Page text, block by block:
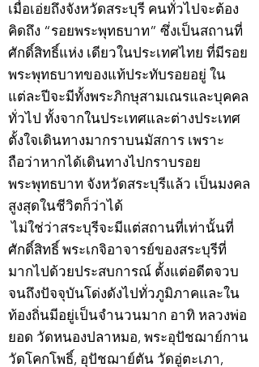
เมื่อเอ่ยถึงจังหวัดสระบุรี คนทั่วไปจะต้อง
คิดถึง “รอยพระพุทธบาท” ซึ่งเป็นสถานที่
ศักดิ์สิทธิ์แห่ง เดียวในประเทศไทย ที่มีรอย
พระพุทธบาทของแท้ประทับรอยอยู่ ใน
แต่ละปีจะมีทั้งพระภิกษุสามเณรและบุคคล
ทั่วไป ทั้งจากในประเทศและต่างประเทศ
ตั้งใจเดินทางมากราบนมัสการ เพราะ
ถือว่าหากได้เดินทางไปกราบรอย
พระพุทธบาท จังหวัดสระบุรีแล้ว เป็นมงคล
สูงสุดในชีวิตก็ว่าได้
ไม่ใช่ว่าสระบุรีจะมีแต่สถานที่เท่านั้นที่
ศักดิ์สิทธิ์ พระเกจิอาจารย์ของสระบุรีที่
มากไปด้วยประสบการณ์ ตั้งแต่อดีตจวบ
จนถึงปัจจุบันโด่งดังไปทั่วภูมิภาคและใน
ท้องถิ่นมีอยู่เป็นจำนวนมาก อาทิ หลวงพ่อ
ยอด วัดหนองปลาหมอ, พระอุปัชฌาย์กาน
วัดโคกโพธิ์, อุปัชฌาย์ตัน วัดอู่ตะเภา,